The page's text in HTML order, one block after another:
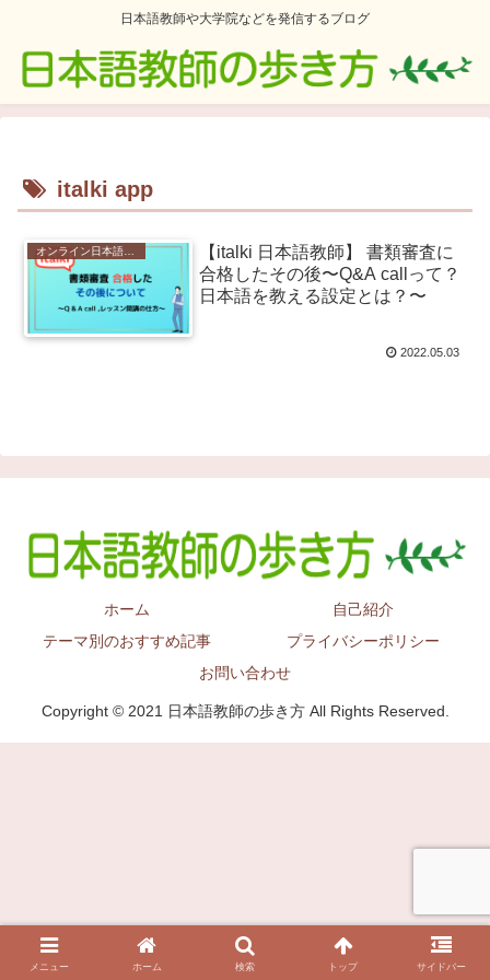
日本語教師や大学院などを発信するブログ
italki app
オンライン日本語教師
【italki 日本語教師】 書類審査に
合格したその後〜Q&A callって？
日本語を教える設定とは？〜
2022.05.03
ホーム
自己紹介
テーマ別のおすすめ記事
プライバシーポリシー
お問い合わせ
Copyright © 2021 日本語教師の歩き方 All Rights Reserved.
メニュー ホーム 検索 トップ サイドバー